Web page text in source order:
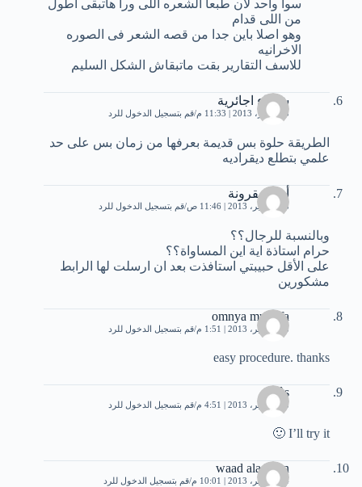
سوا واحد لان طبعا الشعره اللى ورا هاتبقى اطول
من اللى قدام
وهو اصلا باين جدا من قصه الشعر فى الصوره
الاخرانيه
للاسف التقارير بقت ماتبقاش الشكل السليم
شيماء اجائرية
5 سبتمبر، 2013 | 11:33 م قم بتسجيل الدخول للرد
الطريقة حلوة بس قديمة بعرفها من زمان بس على حد
علمي بتطلع ديقراديه
أبو المقرونة
18 سبتمبر، 2013 | 11:46 ص قم بتسجيل الدخول للرد
وبالنسبة للرجال؟؟
حرام استاذة اية اين المساواة؟؟
على الأقل حبيبتي استافذت بعد ان ارسلت لها الرابط
مشكورين
omnya mustafa
18 سبتمبر، 2013 | 1:51 م قم بتسجيل الدخول للرد
easy procedure. thanks
Inès
18 سبتمبر، 2013 | 4:51 م قم بتسجيل الدخول للرد
I’ll try it 🙂
waad aladwan
24 سبتمبر، 2013 | 10:01 م قم بتسجيل الدخول للرد